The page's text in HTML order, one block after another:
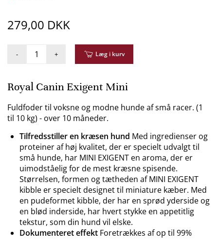
279,00 DKK
- + Læg i kurv
Royal Canin Exigent Mini
Fuldfoder til voksne og modne hunde af små racer. (1
til 10 kg) - over 10 måneder.
Tilfredsstiller en kræsen hund Med ingredienser og
proteiner af høj kvalitet, der er specielt udvalgt til
små hunde, har MINI EXIGENT en aroma, der er
uimodståelig for de mest kræsne spisende.
Størrelsen, formen og tætheden af MINI EXIGENT
kibble er specielt designet til miniature kæber. Med
en pudeformet kibble, der har en sprød yderside og
en blød inderside, har hvert stykke en appetitlig
tekstur, som din hund vil elske.
Dokumenteret effekt Foretrækkes af op til 99%